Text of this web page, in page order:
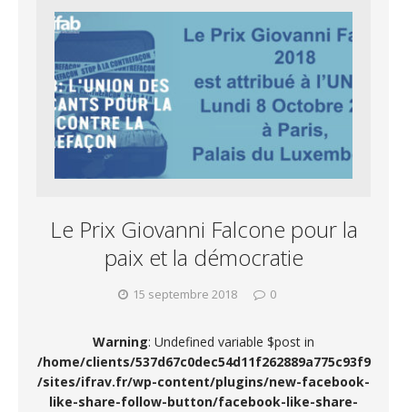
Le Prix Giovanni Falcone pour la
paix et la démocratie
15 septembre 2018 0
Warning: Undefined variable $post in
/home/clients/537d67c0dec54d11f262889a775c93f9
/sites/ifrav.fr/wp-content/plugins/new-facebook-
like-share-follow-button/facebook-like-share-